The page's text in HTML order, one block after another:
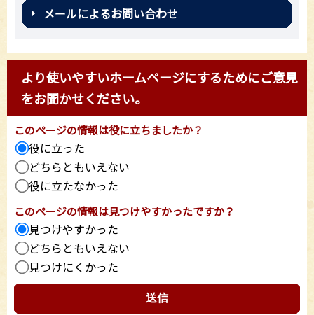
メールによるお問い合わせ
より使いやすいホームページにするためにご意見
をお聞かせください。
このページの情報は役に立ちましたか？
役に立った
どちらともいえない
役に立たなかった
このページの情報は見つけやすかったですか？
見つけやすかった
どちらともいえない
見つけにくかった